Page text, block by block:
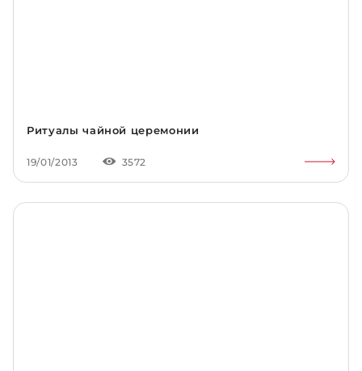
Ритуалы чайной церемонии
19/01/2013 3572